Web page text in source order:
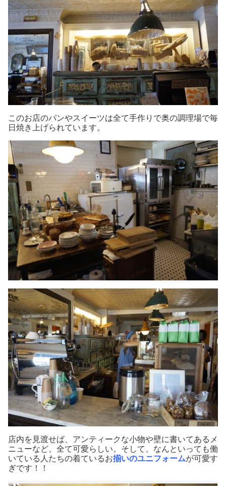
このお店のパンやスイーツは全て手作りで奥の調理場で毎
日焼き上げられています。
店内を見渡せば、アンティークな小物や壁に書いてあるメ
ニューなど、全て可愛らしい。そして、なんといっても働
いている人たちの着ているお揃いのユニフォームが可愛す
ぎです！！